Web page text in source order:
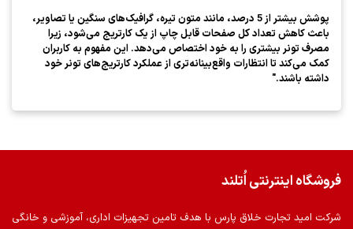
پوشش بیشتر از 5 درصد، مانند متون تیره، گرافیک‌های سنگین یا تصاویر،
باعث کاهش تعداد کل صفحات قابل چاپ از یک کارتریج می‌شود، زیرا
مصرف تونر بیشتری را به خود اختصاص می‌دهد. این مفهوم به کاربران
کمک می‌کند تا انتظارات واقع‌بینانه‌تری از عملکرد کارتریج‌های تونر خود
داشته باشند."
فروشگاه اینترنتی اُتلند
شرکت امید تجارت خلاق پارس با هدف تامین تجهیزات اداری، آموزشی و خانگی